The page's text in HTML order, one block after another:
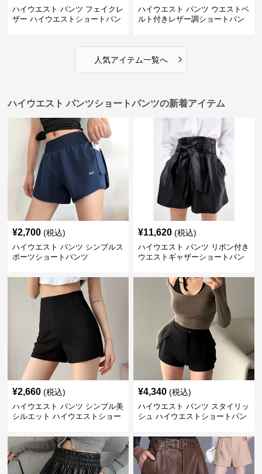
ハイウエスト パンツ フェイクレ
ザー ハイウエストショートパン
ハイウエスト パンツ ウエストベ
ルト付きレザー調ショートパン
人気アイテム一覧へ ›
ハイウエスト パンツショートパンツの新着アイテム
¥2,700 (税込)
ハイウエスト パンツ シンプルス
ポーツショートパンツ
¥11,620 (税込)
ハイウエスト パンツ リボン付き
ウエストギャザーショートパン
¥2,660 (税込)
ハイウエスト パンツ シンプル美
シルエット ハイウエストショー
¥4,340 (税込)
ハイウエスト パンツ スタイリッ
シュ ハイウエストショートパン